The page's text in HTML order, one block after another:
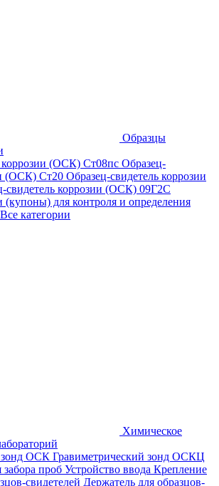
Образцы
коррозии (ОСК) Ст08пс Образец-
(ОСК) Ст20 Образец-свидетель коррозии
свидетель коррозии (ОСК) 09Г2С
(купоны) для контроля и определения
Все категории
Химическое
зонд ОСК Гравиметрический зонд ОСКЦ
проб Устройство ввода Крепление
свидетелей Держатель для образцов-